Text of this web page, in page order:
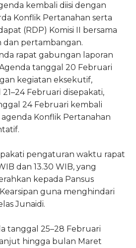
kembali diisi dengan
Konflik Pertanahan serta
(RDP) Komisi II bersama
pertambangan.
rapat gabungan laporan
tanggal 20 Februari
kegiatan eksekutif,
Februari disepakati,
24 Februari kembali
Konflik Pertanahan
pengaturan waktu rapat
dan 13.30 WIB, yang
kepada Pansus
guna menghindari
Junaidi.
tanggal 25–28 Februari
hingga bulan Maret